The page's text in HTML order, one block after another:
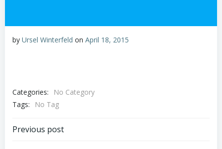
by Ursel Winterfeld on April 18, 2015
Categories:
No Category
Tags:
No Tag
Beitragsnavigation
Previous post